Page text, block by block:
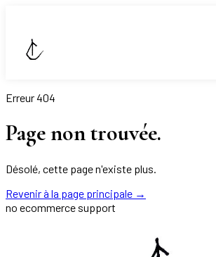
Erreur 404
Page non trouvée.
Désolé, cette page n'existe plus.
Revenir à la page principale →
no ecommerce support